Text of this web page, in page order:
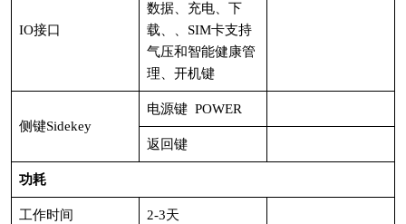
IO接口
数据、充电、下
载、、SIM卡支持
气压和智能健康管
理、开机键
侧键Sidekey
电源键 POWER
返回键
功耗
工作时间 2-3天